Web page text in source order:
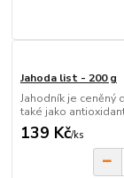
Jahoda list - 200 g
Jahodník je ceněný
také jako
139 Kč/ks